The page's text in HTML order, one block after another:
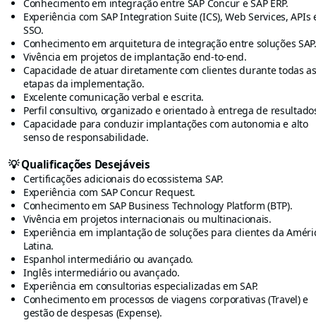
Conhecimento em integração entre SAP Concur e SAP ERP.
Experiência com SAP Integration Suite (ICS), Web Services, APIs
SSO.
Conhecimento em arquitetura de integração entre soluções SAP.
Vivência em projetos de implantação end-to-end.
Capacidade de atuar diretamente com clientes durante todas as
etapas da implementação.
Excelente comunicação verbal e escrita.
Perfil consultivo, organizado e orientado à entrega de
Capacidade para conduzir implantações com autonomia e alto
senso de responsabilidade.
💡Qualificações Desejáveis
Certificações adicionais do ecossistema SAP.
Experiência com SAP Concur Request.
Conhecimento em SAP Business Technology Platform (BTP).
Vivência em projetos internacionais ou multinacionais.
Experiência em implantação de soluções para clientes da
Latina.
Espanhol intermediário ou avançado.
Inglês intermediário ou avançado.
Experiência em consultorias especializadas em SAP.
Conhecimento em processos de viagens corporativas (Travel) e
gestão de despesas (Expense).